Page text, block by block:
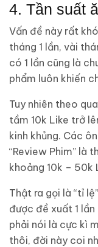
4. Tần suất
Vấn đề này rất
tháng 1 lần, vài
có 1 lần cũng là
phẩm luôn khiến
Tuy nhiên theo
tầm 10k Like trở
kinh khủng. Các
“Review Phim” là
khoảng 10k – 50k
Thật ra gọi là “tỉ
được đề xuất 1 lần
phải nói là cực kì
thôi, đời này coi